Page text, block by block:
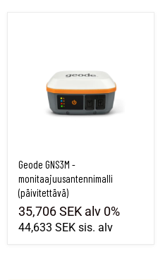
Geode GNS3M -
monitaajuusantennimalli
(päivitettävä)
35,706 SEK alv 0%
44,633 SEK sis. alv